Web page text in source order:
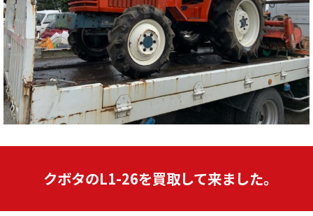
クボタのL1-26を買取して来ました。